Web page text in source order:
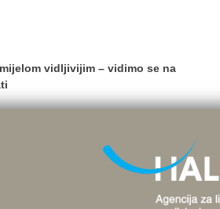
vidljivijim – vidimo se na